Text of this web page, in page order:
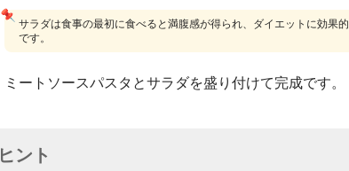
サラダは食事の最初に食べると満腹感が得られ、ダイエットに効果的
です。
📌
ミートソースパスタとサラダを盛り付けて完成です。
ヒント